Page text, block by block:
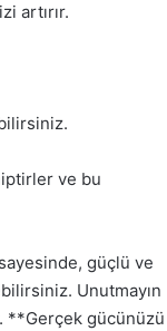
artırır.
ve bu
güçlü ve
Unutmayın
**Gerçek gücünüzü